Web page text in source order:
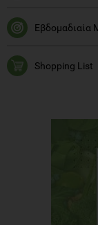
Εβδομαδιαία
Shopping List